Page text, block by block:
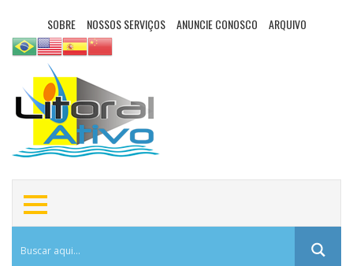
SOBRE NOSSOS SERVIÇOS ANUNCIE CONOSCO ARQUIVO